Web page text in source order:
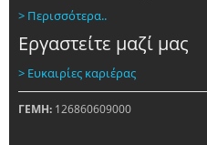
> Περισσότερα..
Εργαστείτε μαζί μας
> Ευκαιρίες καριέρας
ΓΕΜΗ: 126860609000